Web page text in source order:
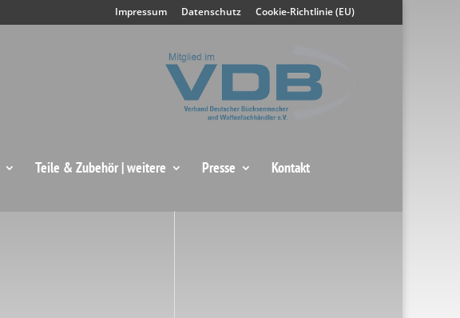
Impressum Datenschutz Cookie-Richtlinie (EU)
Teile & Zubehör | weitere Presse Kontakt